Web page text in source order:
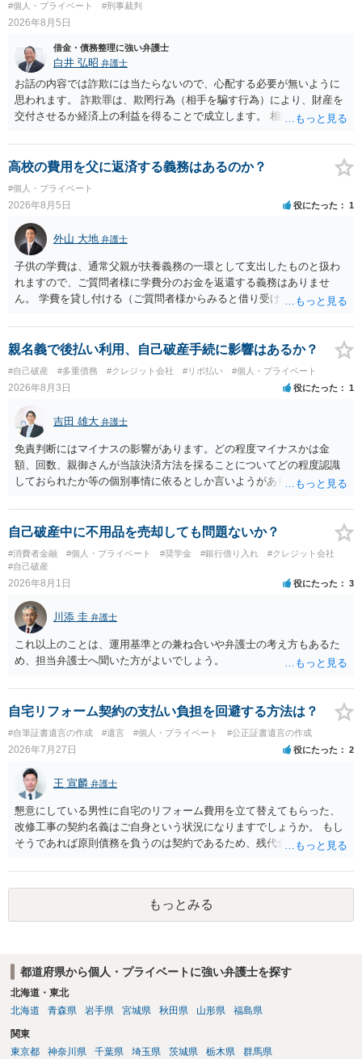
#個人・プライベート #刑事裁判
2026年8月5日
借金・債務整理に強い弁護士
白井 弘昭 弁護士
お話の内容では詐欺には当たらないので、心配する必要が無いように
思われます。 詐欺罪は、欺罔行為（相手を騙す行為）により、財産を
交付させるか経済上の利益を得ることで成立します。 相談者さんは、
ので、詐欺罪の実行行為性が無く罪に問うことはできません。 おそら
く、相手が真実を話せば警察も取り合わないと思いますが、虚偽の内
容を述べた場合は、捜査はあるかもしれません。 ただし、捜査におい
て、真実を説明すれば、「ちゃんと返しなさいよ」程度の注意で済む
ことだと思われます。 また、返せるお金が無いのであれば、返せない
のは致し方ありません。真摯に分割して支払うことを相手に告げてい
くのみでしょう。 以上、ご参考まで。
高校の費用を父に返済する義務はあるのか？
#個人・プライベート
2026年8月5日 役にたった 1
外山 大地 弁護士
子供の学費は、通常父親が扶養義務の一環として支出したものと扱わ
れますので、ご質問者様に学費分のお金を返還する義務はありませ
ん。 学費を貸し付ける（ご質問者様からみると借り受ける）といった
ょう。
親名義で後払い利用、自己破産手続に影響はあるか？
#自己破産 #多重債務 #クレジット会社 #リボ払い #個人・プライベート
2026年8月3日 役にたった 1
吉田 雄大 弁護士
免責判断にはマイナスの影響があります。どの程度マイナスかは金
額、回数、親御さんが当該決済方法を採ることについてどの程度認識
しておられたか等の個別事情に依るとしか言いようがありません。 と
なって相談し、善後策を考えることをお勧めします。
自己破産中に不用品を売却しても問題ないか？
#消費者金融 #個人・プライベート #奨学金 #銀行借り入れ
#クレジット会社
#自己破産
2026年8月1日 役にたった 3
川添 圭 弁護士
これ以上のことは、運用基準との兼ね合いや弁護士の考え方もあるた
め、担当弁護士へ聞いた方がよいでしょう。
自宅リフォーム契約の支払い負担を回避する方法は？
#自筆証書遺言の作成 #遺言 #個人・プライベート #公正証書遺言の作成
2026年7月27日 役にたった 2
王 宣麟 弁護士
懇意にしている男性に自宅のリフォーム費用を立て替えてもらった、
改修工事の契約名義はご自身という状況になりますでしょうか。 もし
そうであれば原則債務を負うのは契約であるため、残代金を捻出して
ます。 入籍した場合でも、原則契約者が単独で全ての債務を負うこと
には変わりがありません。 なかなか対応に難しい案件であり、公開の
場でアドバイスを行うのも限界があるように思われますので、資料等
を持参のうえ個別に弁護士に相談されることをお勧めします。
もっとみる
都道府県から個人・プライベートに強い弁護士を探す
北海道・東北
北海道
青森県 岩手県 宮城県 秋田県 山形県 福島県
関東
東京都
神奈川県 千葉県 埼玉県 茨城県 栃木県 群馬県